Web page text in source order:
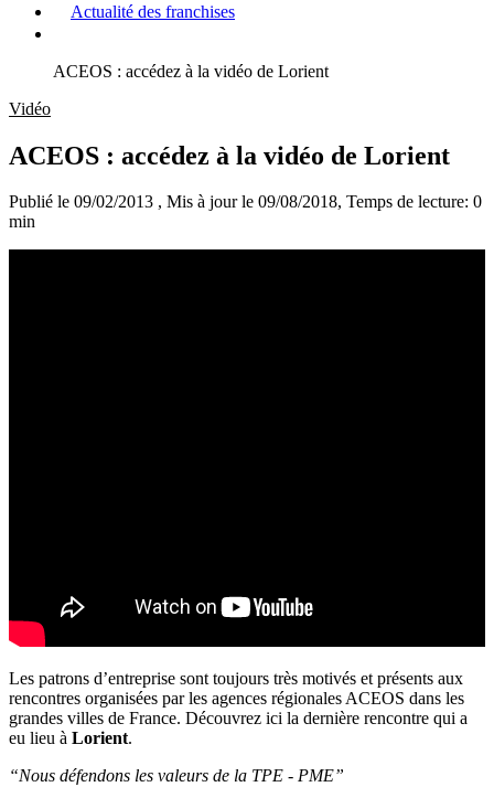
Actualité des franchises
ACEOS : accédez à la vidéo de Lorient
Vidéo
ACEOS : accédez à la vidéo de Lorient
Publié le 09/02/2013 , Mis à jour le 09/08/2018, Temps de lecture: 0
min
Les patrons d’entreprise sont toujours très motivés et présents aux
rencontres organisées par les agences régionales ACEOS dans les
grandes villes de France. Découvrez ici la dernière rencontre qui a
eu lieu à Lorient.
“Nous défendons les valeurs de la TPE - PME”